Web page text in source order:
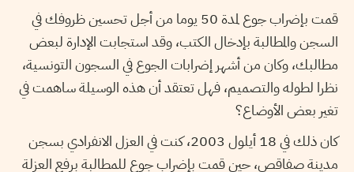
قمت بإضراب جوع لمدة 50 يوما من أجل تحسين ظروفك في
السجن والمطالبة بإدخال الكتب، وقد استجابت الإدارة لبعض
مطالبك، وكان من أشهر إضرابات الجوع في السجون التونسية،
نظرا لطوله والتصميم، فهل تعتقد أن هذه الوسيلة ساهمت في
تغير بعض الأوضاع؟
كان ذلك في 18 أيلول 2003، كنت في العزل الانفرادي بسجن
مدينة صفاقص، حين قمت بإضراب جوع للمطالبة برفع العزلة